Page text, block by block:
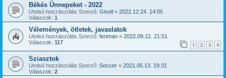
Békés Ünnepeket - 2022
Utolsó hozzászólás Szerző: Gisell « 2022.12.24. 14:05
Válaszok: 1
Vélemények, ötletek, javaslatok
Utolsó hozzászólás Szerző: feriman « 2022.09.12. 21:51
Válaszok: 117 1 2 3 4
Sziasztok
Utolsó hozzászólás Szerző: Soccer « 2021.05.13. 19:31
Válaszok: 2